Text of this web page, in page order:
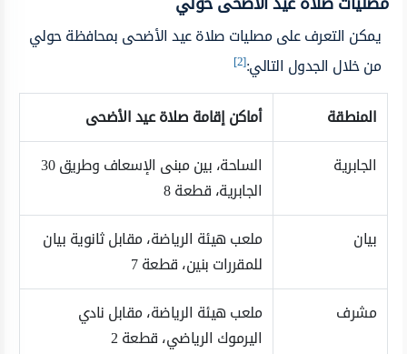
يمكن التعرف على مصليات صلاة عيد الأضحى بمحافظة حولي
من خلال الجدول التالي:[2]
المنطقة
أماكن إقامة صلاة عيد الأضحى
الجابرية
الساحة، بين مبنى الإسعاف وطريق 30
الجابرية، قطعة 8
بيان
ملعب هيئة الرياضة، مقابل ثانوية بيان
للمقررات بنين، قطعة 7
مشرف
ملعب هيئة الرياضة، مقابل نادي
اليرموك الرياضي، قطعة 2